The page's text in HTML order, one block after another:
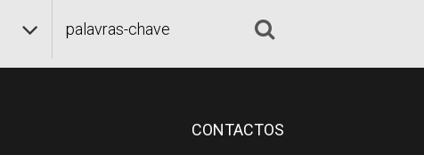
CONTACTOS